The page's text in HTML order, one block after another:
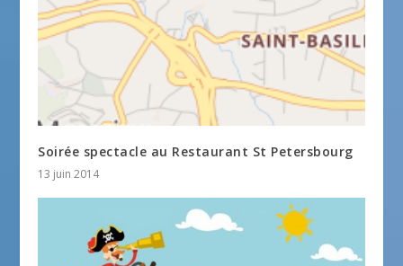
Soirée spectacle au Restaurant St Petersbourg
13 juin 2014